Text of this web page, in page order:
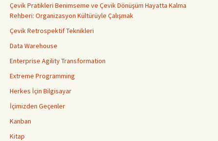
Çevik Pratikleri Benimseme ve Çevik Dönüşüm Hayatta Kalma
Rehberi: Organizasyon Kültürüyle Çalışmak
Çevik Retrospektif Teknikleri
Data Warehouse
Enterprise Agility Transformation
Extreme Programming
Herkes İçin Bilgisayar
İçimizden Geçenler
Kanban
Kitap